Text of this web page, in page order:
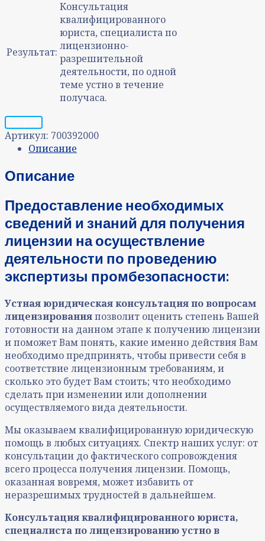
Результат:
Консультация
квалифицированного
юриста, специалиста по
лицензионно-
разрешительной
деятельности, по одной
теме устно в течение
получаса.
Артикул: 700392000
Описание
Описание
Предоставление необходимых
сведений и знаний для получения
лицензии на осуществление
деятельности по проведению
экспертизы промбезопасности:
Устная юридическая консультацияпо вопросам
лицензированияпозволит оценить степень Вашей
готовности на данном этапе к получению лицензии
и поможет Вам понять, какие именно действия Вам
необходимо предпринять, чтобы привести себя в
соответствие лицензионным требованиям, и
сколько это будет Вам стоить; что необходимо
сделать при изменении или дополнении
осуществляемого вида деятельности.
Мы оказываем квалифицированную юридическую
помощь в любых ситуациях. Спектр наших услуг: от
консультации до фактического сопровождения
всего процесса получения лицензии. Помощь,
оказанная вовремя, может избавить от
неразрешимых трудностей в дальнейшем.
Консультация квалифицированного юриста,
специалиста по лицензированию устно в